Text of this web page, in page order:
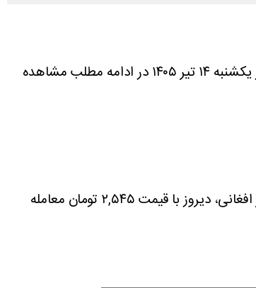
، قیمت افغانی در بازار امروز تهران چقدر شد؟ بالا رفت یا پایین؟ تازه ترین و بروزترین قیمت افغانی را در بازار امروز یکشنبه ۱۴ تیر ۱۴۰۵ در ادامه مطلب مشاهده
امروز یکشنبه ۱۴ تیر ۱۴۰۵، در بازار ۲,۶۷۰ تومان است که نسبت به دیروز ۱۲۵ تومان (۴.۹۱ درصد) افزایش یافته است. هر افغانی، دیروز با قیمت ۲,۵۴۵ تومان معامله